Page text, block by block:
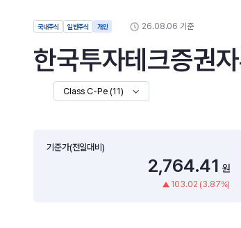
국내주식 일반주식 개인 26.08.06 기준
한국투자테크증권
Class C-Pe (11)
기준가(전일대비)
2,764.41 원
103.02 (3.87%)